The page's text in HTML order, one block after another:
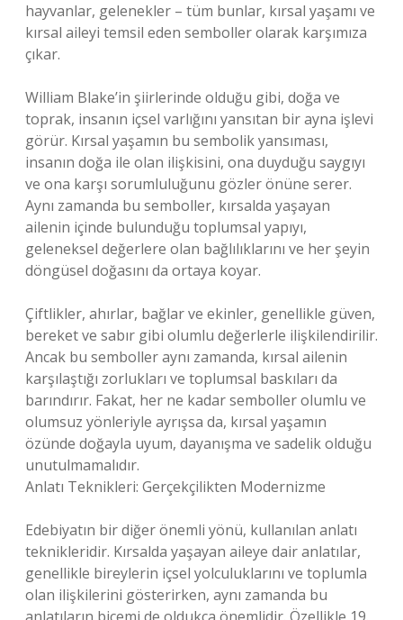
hayvanlar, gelenekler – tüm bunlar, kırsal yaşamı ve
kırsal aileyi temsil eden semboller olarak karşımıza
çıkar.
William Blake’in şiirlerinde olduğu gibi, doğa ve
toprak, insanın içsel varlığını yansıtan bir ayna işlevi
görür. Kırsal yaşamın bu sembolik yansıması,
insanın doğa ile olan ilişkisini, ona duyduğu saygıyı
ve ona karşı sorumluluğunu gözler önüne serer.
Aynı zamanda bu semboller, kırsalda yaşayan
ailenin içinde bulunduğu toplumsal yapıyı,
geleneksel değerlere olan bağlılıklarını ve her şeyin
döngüsel doğasını da ortaya koyar.
Çiftlikler, ahırlar, bağlar ve ekinler, genellikle güven,
bereket ve sabır gibi olumlu değerlerle ilişkilendirilir.
Ancak bu semboller aynı zamanda, kırsal ailenin
karşılaştığı zorlukları ve toplumsal baskıları da
barındırır. Fakat, her ne kadar semboller olumlu ve
olumsuz yönleriyle ayrışsa da, kırsal yaşamın
özünde doğayla uyum, dayanışma ve sadelik olduğu
unutulmamalıdır.
Anlatı Teknikleri: Gerçekçilikten Modernizme
Edebiyatın bir diğer önemli yönü, kullanılan anlatı
teknikleridir. Kırsalda yaşayan aileye dair anlatılar,
genellikle bireylerin içsel yolculuklarını ve toplumla
olan ilişkilerini gösterirken, aynı zamanda bu